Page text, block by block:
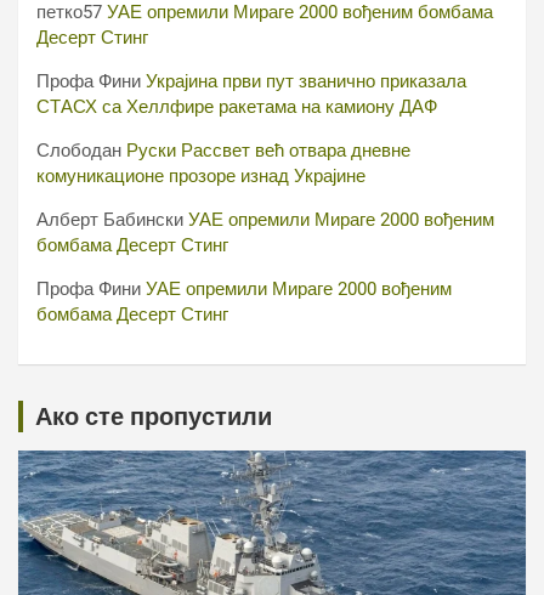
петко57 УАЕ опремили Мираге 2000 вођеним бомбама
Десерт Стинг
Профа Фини Украјина први пут званично приказала
СТАСХ са Хеллфире ракетама на камиону ДАФ
Слободан Руски Рассвет већ отвара дневне
комуникационе прозоре изнад Украјине
Алберт Бабински УАЕ опремили Мираге 2000 вођеним
бомбама Десерт Стинг
Профа Фини УАЕ опремили Мираге 2000 вођеним
бомбама Десерт Стинг
Ако сте пропустили